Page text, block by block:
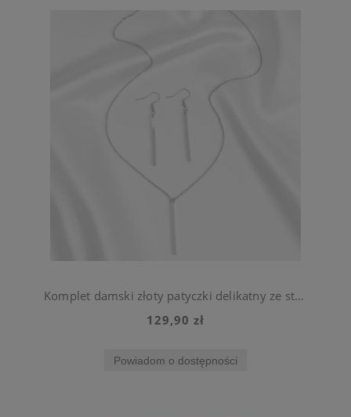
Komplet damski złoty patyczki delikatny ze stali chirurgicznej
129,90 zł
Powiadom o dostępności